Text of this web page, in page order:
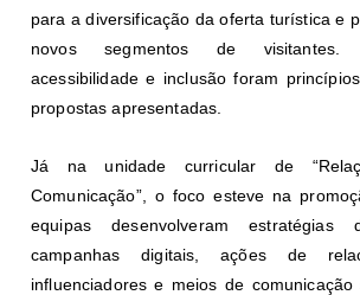
para a diversificação da oferta turística e
novos segmentos de visitantes.
acessibilidade e inclusão foram
propostas apresentadas.
Já na unidade curricular de
Comunicação”, o foco esteve na
equipas desenvolveram estratégias
campanhas digitais, ações de
influenciadores e meios de